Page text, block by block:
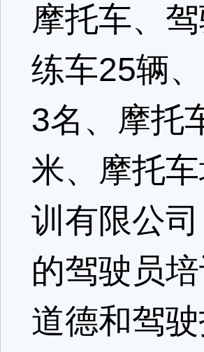
摩托车、
练车25辆
3名、摩托
米、摩托
训有限公
的驾驶员
道德和驾